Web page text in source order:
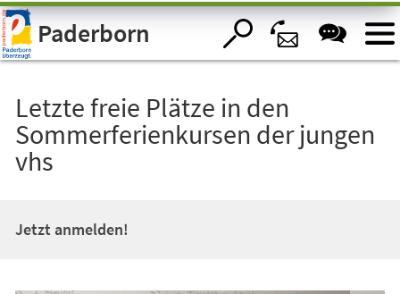
Visuelle
Assistenzsoftware
öffnen.Paderborn
Letzte freie Plätze in den
Sommerferienkursen der jungen
vhs
Jetzt anmelden!